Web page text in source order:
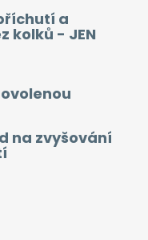
a
kolků - JEN
na zvyšování